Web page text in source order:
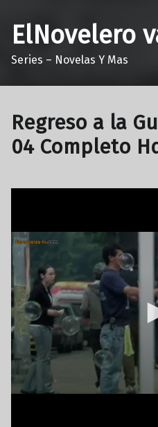
ElNovelero
Series – Novelas Y Mas
Regreso a la
04 Completo